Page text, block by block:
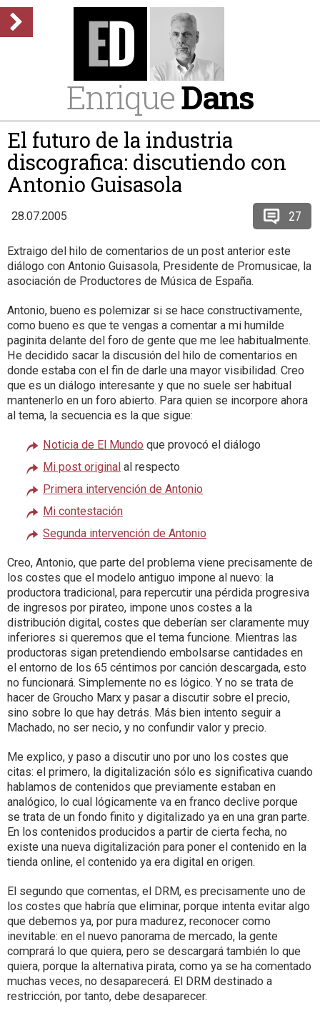
EnriqueDans
El futuro de la industria
discografica: discutiendo con
Antonio Guisasola
28.07.2005 27
Extraigo del hilo de comentarios de un post anterior este
diálogo con Antonio Guisasola, Presidente de Promusicae, la
asociación de Productores de Música de España.
Antonio, bueno es polemizar si se hace constructivamente,
como bueno es que te vengas a comentar a mi humilde
paginita delante del foro de gente que me lee habitualmente.
He decidido sacar la discusión del hilo de comentarios en
donde estaba con el fin de darle una mayor visibilidad. Creo
que es un diálogo interesante y que no suele ser habitual
mantenerlo en un foro abierto. Para quien se incorpore ahora
al tema, la secuencia es la que sigue:
Noticia de El Mundo que provocó el diálogo
Mi post original al respecto
Primera intervención de Antonio
Mi contestación
Segunda intervención de Antonio
Creo, Antonio, que parte del problema viene precisamente de
los costes que el modelo antiguo impone al nuevo: la
productora tradicional, para repercutir una pérdida progresiva
de ingresos por pirateo, impone unos costes a la
distribución digital, costes que deberían ser claramente muy
inferiores si queremos que el tema funcione. Mientras las
productoras sigan pretendiendo embolsarse cantidades en
el entorno de los 65 céntimos por canción descargada, esto
no funcionará. Simplemente no es lógico. Y no se trata de
hacer de Groucho Marx y pasar a discutir sobre el precio,
sino sobre lo que hay detrás. Más bien intento seguir a
Machado, no ser necio, y no confundir valor y precio.
Me explico, y paso a discutir uno por uno los costes que
citas: el primero, la digitalización sólo es significativa cuando
hablamos de contenidos que previamente estaban en
analógico, lo cual lógicamente va en franco declive porque
se trata de un fondo finito y digitalizado ya en una gran parte.
En los contenidos producidos a partir de cierta fecha, no
existe una nueva digitalización para poner el contenido en la
tienda online, el contenido ya era digital en origen.
El segundo que comentas, el DRM, es precisamente uno de
los costes que habría que eliminar, porque intenta evitar algo
que debemos ya, por pura madurez, reconocer como
inevitable: en el nuevo panorama de mercado, la gente
comprará lo que quiera, pero se descargará también lo que
quiera, porque la alternativa pirata, como ya se ha comentado
muchas veces, no desaparecerá. El DRM destinado a
restricción, por tanto, debe desaparecer.